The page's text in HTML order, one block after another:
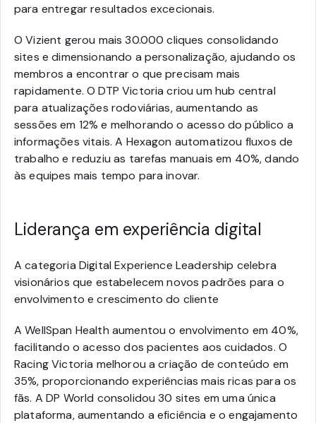
para entregar resultados excecionais.
O Vizient gerou mais 30.000 cliques consolidando
sites e dimensionando a personalização, ajudando os
membros a encontrar o que precisam mais
rapidamente. O DTP Victoria criou um hub central
para atualizações rodoviárias, aumentando as
sessões em 12% e melhorando o acesso do público a
informações vitais. A Hexagon automatizou fluxos de
trabalho e reduziu as tarefas manuais em 40%, dando
às equipes mais tempo para inovar.
Liderança em experiência digital
A categoria Digital Experience Leadership celebra
visionários que estabelecem novos padrões para o
envolvimento e crescimento do cliente
A WellSpan Health aumentou o envolvimento em 40%,
facilitando o acesso dos pacientes aos cuidados. O
Racing Victoria melhorou a criação de conteúdo em
35%, proporcionando experiências mais ricas para os
fãs. A DP World consolidou 30 sites em uma única
plataforma, aumentando a eficiência e o engajamento